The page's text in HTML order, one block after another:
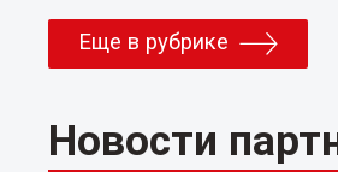
Еще в рубрике
Новости